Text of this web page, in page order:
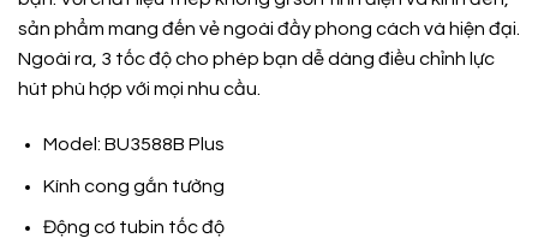
sản phẩm mang đến vẻngoài đầy phong cách và hiện đại.
Ngoài ra, 3 tốcđộcho phép bạn dễdàng điều chỉnh lực
hút phù hợp với mọi nhu cầu.
Model: BU3588B Plus
Kính cong gắn tường
Động cơ tubin tốc độ